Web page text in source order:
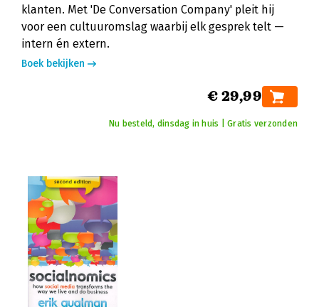
klanten. Met 'De Conversation Company' pleit hij
voor een cultuuromslag waarbij elk gesprek telt —
intern én extern.
Boek bekijken
€ 29,99
Nu besteld, dinsdag in huis | Gratis verzonden